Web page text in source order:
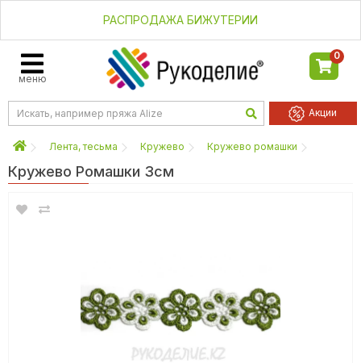
РАСПРОДАЖА БИЖУТЕРИИ
меню
0
Акции
Лента, тесьма Кружево Кружево ромашки
Кружево Ромашки 3см